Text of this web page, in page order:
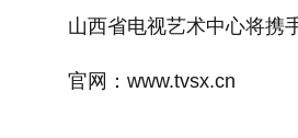
山西省电视艺术中心将携
官网：www.tvsx.cn